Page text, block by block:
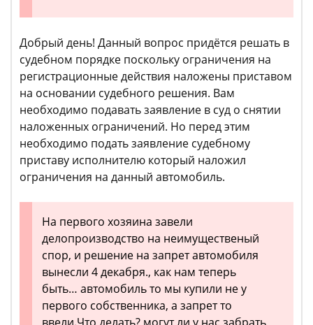
Добрый день! Данный вопрос придётся решать в
судебном порядке поскольку ограничения на
регистрационные действия наложены приставом
на основании судебного решения. Вам
необходимо подавать заявление в суд о снятии
наложенных ограничений. Но перед этим
необходимо подать заявление судебному
приставу исполнителю который наложил
ограничения на данный автомобиль.
На первого хозяина завели
делопроизводство на неимущественый
спор, и решение на запрет автомобиля
вынесли 4 декабря., как нам теперь
быть… автомобиль то мы купили не у
первого собственника, а запрет то